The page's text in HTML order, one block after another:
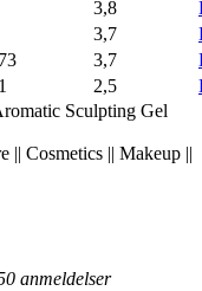
3,8
3,7
3,7
2,5
Sculpting Gel
|| Cosmetics || Makeup ||
anmeldelser